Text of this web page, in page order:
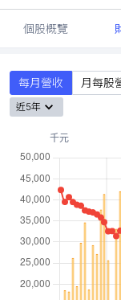
個股概覽
每月營收 月每股
近5年